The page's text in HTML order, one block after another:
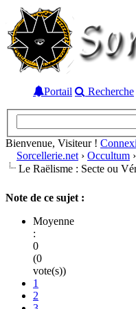
Portail Recherche
Bienvenue, Visiteur !
Sorcellerie.net › Occultum ›
Le Raëlisme : Secte ou
Note de ce sujet :
Moyenne
:
0
(0
vote(s))
1
2